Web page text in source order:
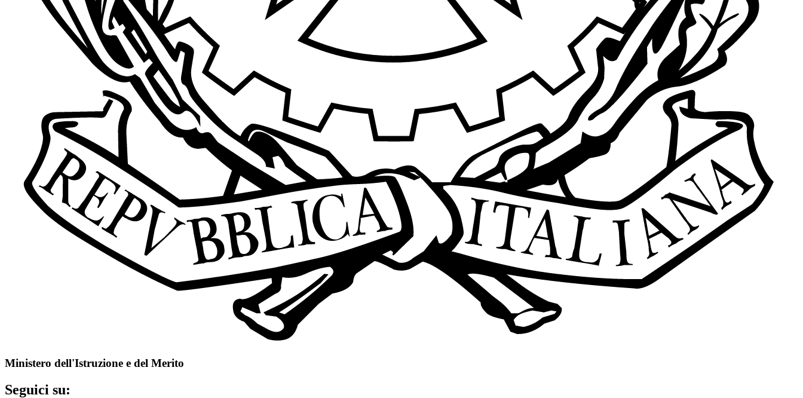
Ministero dell'Istruzione e del Merito
Seguici su: